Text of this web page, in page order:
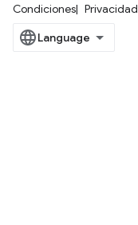
Condiciones Privacidad